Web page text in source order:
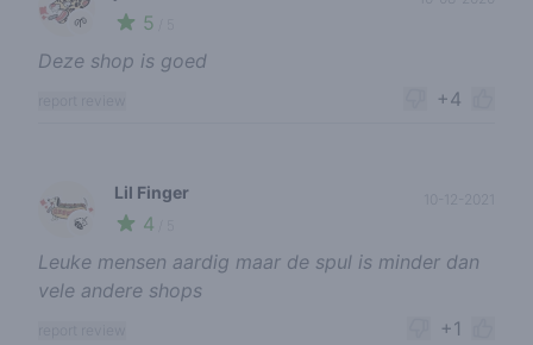
🌱 5
Deze shop is goed
+4
🍃
Lil Finger
4
Leuke mensen aardig maar de spul is minder dan
vele andere shops
+1